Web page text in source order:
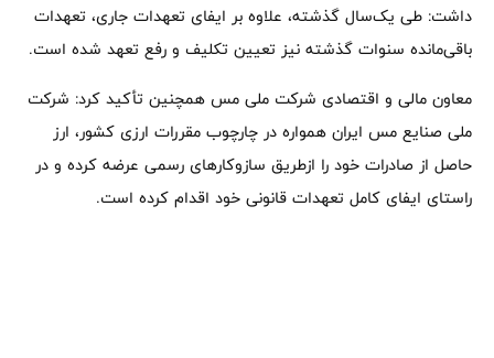
داشت: طی یک‌سال گذشته، علاوه بر ایفای تعهدات جاری، تعهدات
باقی‌مانده سنوات گذشته نیز تعیین تکلیف و رفع تعهد شده است.
معاون مالی و اقتصادی شرکت ملی مس همچنین تأکید کرد: شرکت
ملی صنایع مس ایران همواره در چارچوب مقررات ارزی کشور، ارز
حاصل از صادرات خود را ازطریق سازوکارهای رسمی عرضه کرده و در
راستای ایفای کامل تعهدات قانونی خود اقدام کرده است.